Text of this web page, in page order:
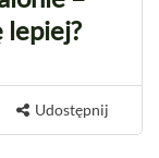
lepiej?
Udostępnij